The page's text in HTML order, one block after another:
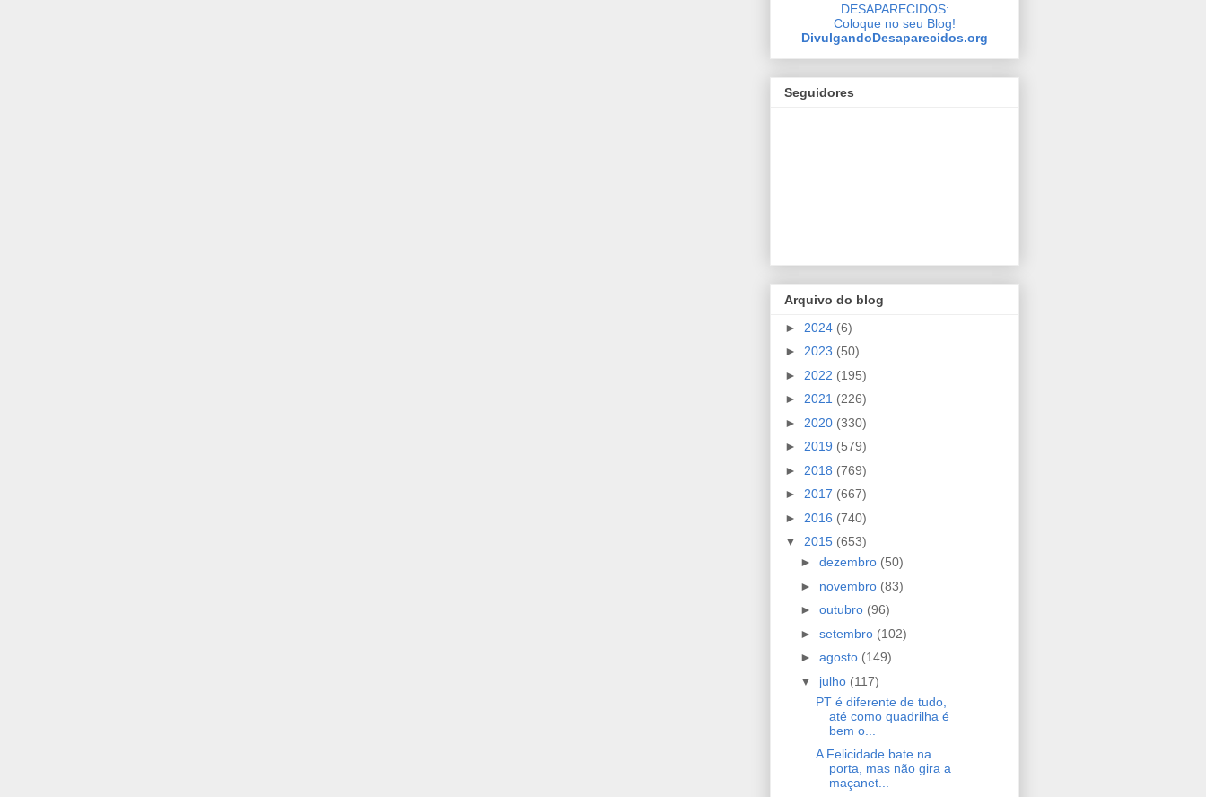
DESAPARECIDOS:
Coloque no seu Blog!
DivulgandoDesaparecidos.org
Seguidores
Arquivo do blog
► 2024 (6)
► 2023 (50)
► 2022 (195)
► 2021 (226)
► 2020 (330)
► 2019 (579)
► 2018 (769)
► 2017 (667)
► 2016 (740)
▼ 2015 (653)
► dezembro (50)
► novembro (83)
► outubro (96)
► setembro (102)
► agosto (149)
▼ julho (117)
PT é diferente de tudo,
até como quadrilha é
bem o...
A Felicidade bate na
porta, mas não gira a
maçanet...